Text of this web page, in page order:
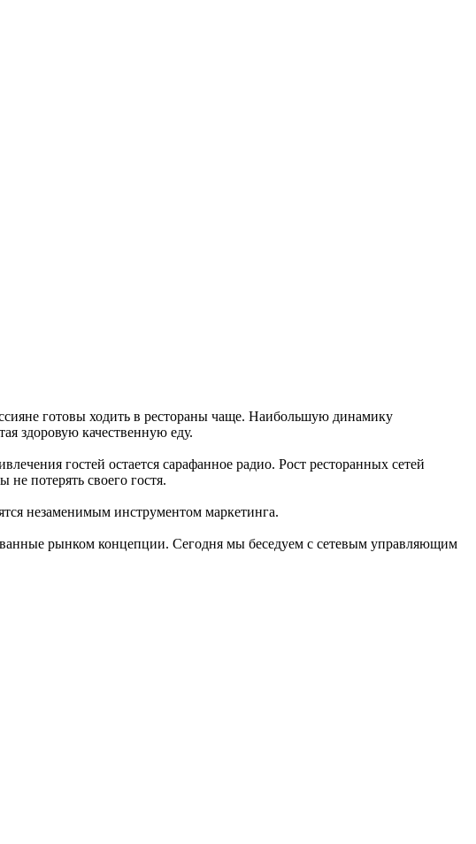
готовы ходить в рестораны чаще. Наибольшую динамику
здоровую качественную еду.
гостей остается сарафанное радио. Рост ресторанных сетей
потерять своего гостя.
незаменимым инструментом маркетинга.
рынком концепции. Сегодня мы беседуем с сетевым управляющим